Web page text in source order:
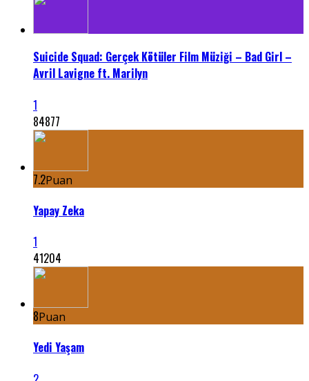
Suicide Squad: Gerçek Kötüler Film Müziği – Bad Girl –
Avril Lavigne ft. Marilyn
1
84877
7.2Puan
Yapay Zeka
1
41204
8Puan
Yedi Yaşam